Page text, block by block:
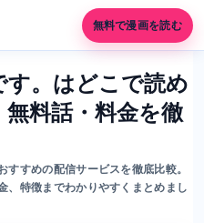
無料で漫画を読む
す。はどこで読め
料話・料金を徹
すすめの配信サービスを徹底比較。
、特徴までわかりやすくまとめまし